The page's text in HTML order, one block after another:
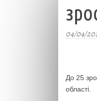
04/04/
До 25
області.